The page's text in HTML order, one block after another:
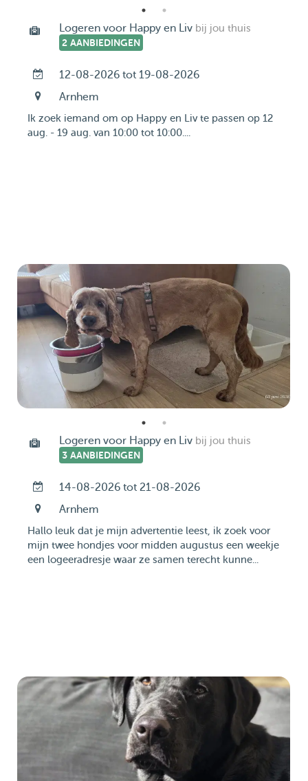
Logeren voor Happy en Liv bij jou thuis
2 AANBIEDINGEN
12-08-2026 tot 19-08-2026
Arnhem
Ik zoek iemand om op Happy en Liv te passen op 12
aug. - 19 aug. van 10:00 tot 10:00....
Logeren voor Happy en Liv bij jou thuis
3 AANBIEDINGEN
14-08-2026 tot 21-08-2026
Arnhem
Hallo leuk dat je mijn advertentie leest, ik zoek voor
mijn twee hondjes voor midden augustus een weekje
een logeeradresje waar ze samen terecht kunne...